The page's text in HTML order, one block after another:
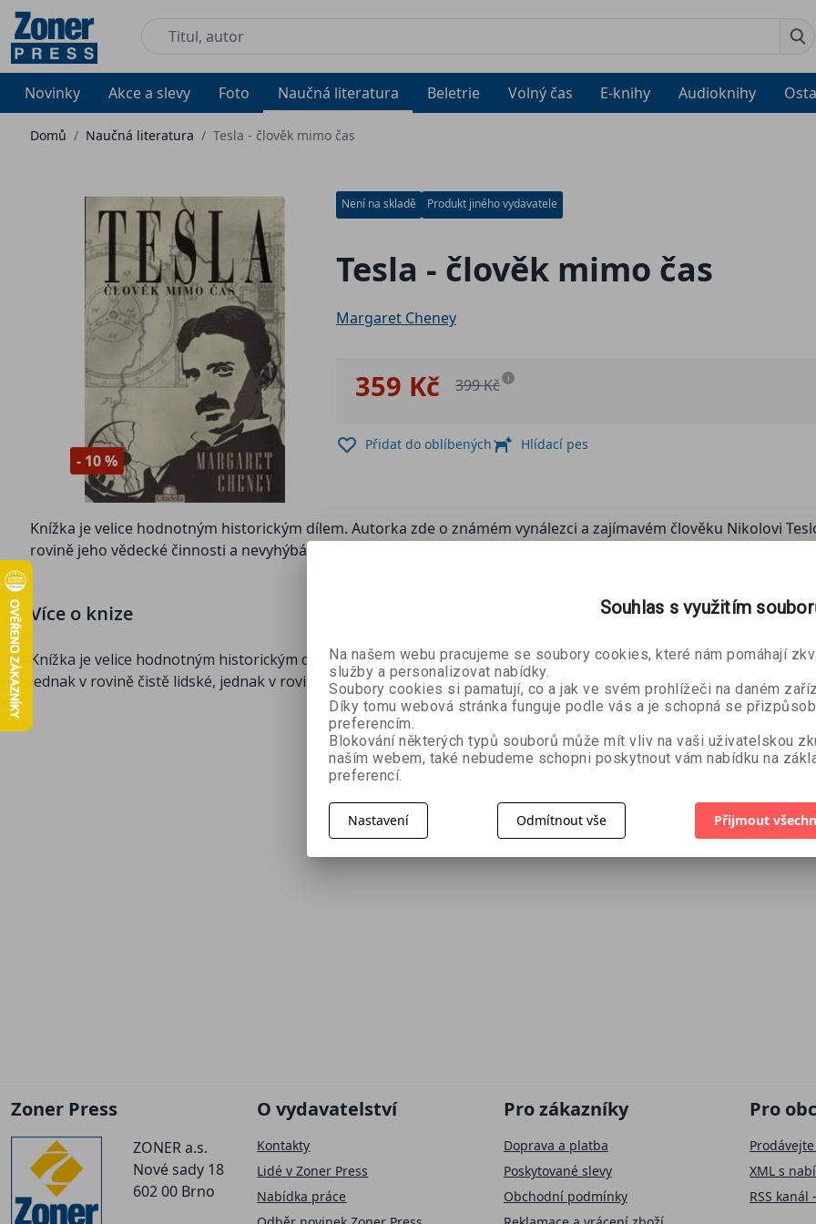
Novinky Akce a slevy Foto Naučná literatura Beletrie Volný čas E-knihy Audioknihy
Domů / Naučná literatura / Tesla - člověk mimo čas
- 10 %
Není na skladě Produkt jiného vydavatele
Tesla - člověk mimo čas
Margaret Cheney
359 Kč 399 Kč i
Přidat do oblíbených Hlídací pes
Knížka je velice hodnotným historickým dílem. Autorka zde o známém vynálezci a zajímavém člověku Nikolovi
rovině jeho vědecké činnosti a nevyhýbá se ani dobovým souvislostem.
Více o knize
Knížka je velice hodnotným historickým dílem. Autorka zde o známém vynálezci a zajímavém člověku Nikolovi
jednak v rovině čistě lidské, jednak v rovině jeho vědecké činnosti a nevyhýbá se ani dobovým souvislostem.
Zoner Press
ZONER a.s.
Nové sady 18
602 00 Brno
O vydavatelství
Kontakty
Lidé v Zoner Press
Nabídka práce
Pro zákazníky
Doprava a platba
Poskytované slevy
Obchodní podmínky
Pro
XML s
RSS kanál
Souhlas s využitím
Na našem webu pracujeme se soubory cookies, které nám pomáhají
služby a personalizovat nabídky.
Soubory cookies si pamatují, co a jak ve svém prohlížeči na daném
Díky tomu webová stránka funguje podle vás a je schopná se
preferencím.
Blokování některých typů souborů může mít vliv na vaši uživatelskou
naším webem, také nebudeme schopni poskytnout vám nabídku na
preferencí.
Nastavení Odmítnout vše Přijmout